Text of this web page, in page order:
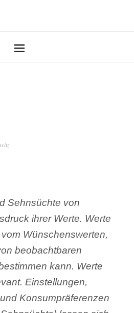
Sehnsüchte von
ihrer Werte. Werte
Wünschenswerten,
beobachtbaren
kann. Werte
Einstellungen,
Konsumpräferenzen